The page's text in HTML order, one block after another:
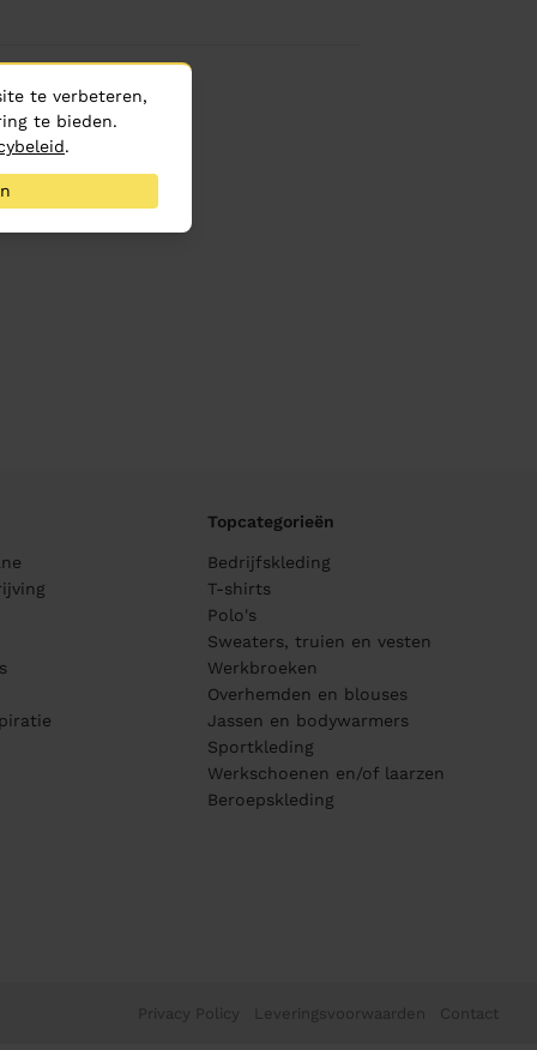
Topcategorieën
Bedrijfskleding
T-shirts
Polo's
Sweaters, truien en vesten
Werkbroeken
Overhemden en blouses
Jassen en bodywarmers
Sportkleding
Werkschoenen en/of laarzen
Beroepskleding
Privacy Policy Leveringsvoorwaarden Contact
te verbeteren,
te bieden.
.